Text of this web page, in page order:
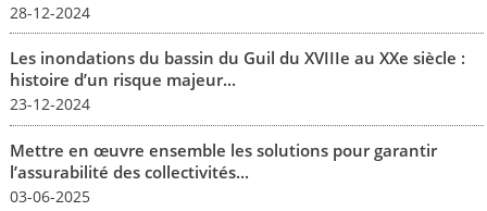
28-12-2024
Les inondations du bassin du Guil du XVIIIe au XXe siècle :
histoire d’un risque majeur...
23-12-2024
Mettre en œuvre ensemble les solutions pour garantir
l’assurabilité des collectivités...
03-06-2025